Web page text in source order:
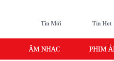
Tin Mới Tin Hot
ÂM NHẠC PHIM